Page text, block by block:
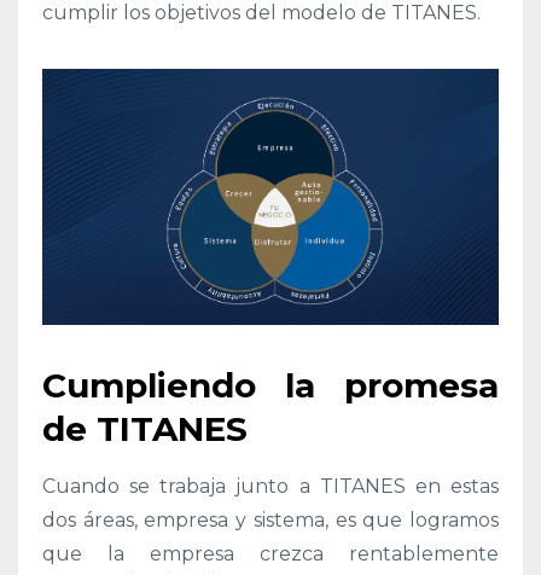
cumplir los objetivos del modelo de TITANES.
Cumpliendo la promesa
de TITANES
Cuando se trabaja junto a TITANES en estas
dos áreas, empresa y sistema, es que logramos
que la empresa crezca rentablemente